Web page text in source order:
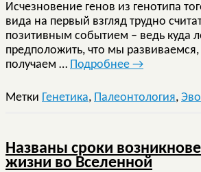
Исчезновение генов из генотипа
вида на первый взгляд трудно
позитивным событием – ведь куда
предположить, что мы развиваемся,
получаем … Подробнее →
Метки Генетика, Палеонтология,
Названы сроки
жизни во Вселенной